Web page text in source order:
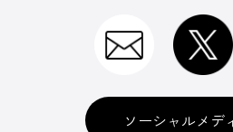
ソーシャルメデ